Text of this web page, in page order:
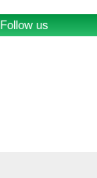
Follow us